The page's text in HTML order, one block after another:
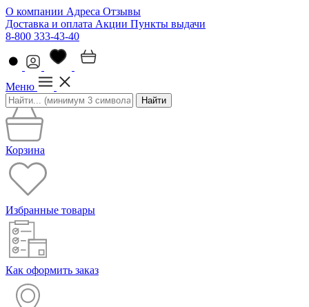
О компании Адреса Отзывы
Доставка и оплата Акции Пункты выдачи
8-800 333-43-40
Меню
Найти
Корзина
Избранные товары
Как оформить заказ